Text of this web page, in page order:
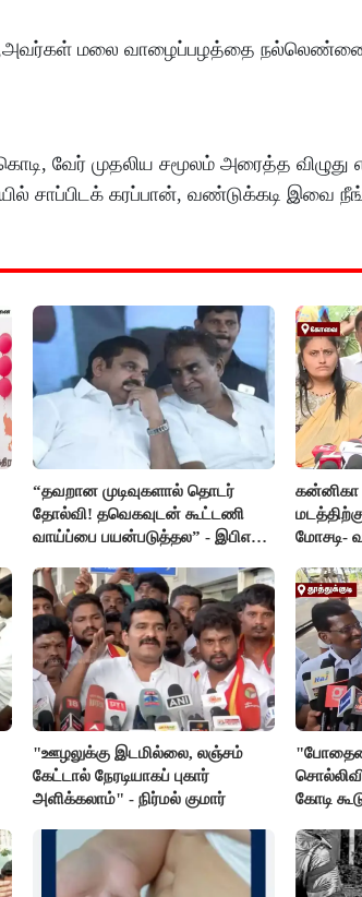
மலை வாழைப்பழத்தை
வேர் முதலிய சமூலம் அரைத்த விழுது
சாப்பிடக் கரப்பான், வண்டுக்கடி இவை
“தவறான முடிவுகளால் தொடர்
தோல்வி! தவெகவுடன் கூட்டணி
வாய்ப்பை பயன்படுத்தல” - இபிஎஸ்
கன்னிகா
மோசடி-
"ஊழலுக்கு இடமில்லை, லஞ்சம்
கேட்டால் நேரடியாகப் புகார்
அளிக்கலாம்" - நிர்மல் குமார்
கோடி